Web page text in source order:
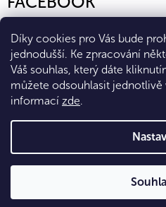
Díky cookies pro Vás bude
jednodušší. Ke zpracování
Váš souhlas, který dáte
můžete odsouhlasit jednotlivě
informací zde.
Vytvořil
Copyright 2026Eshop Diana
práva